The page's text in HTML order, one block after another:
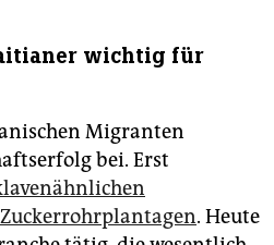
wichtig für
Migranten
bei. Erst
. Heute